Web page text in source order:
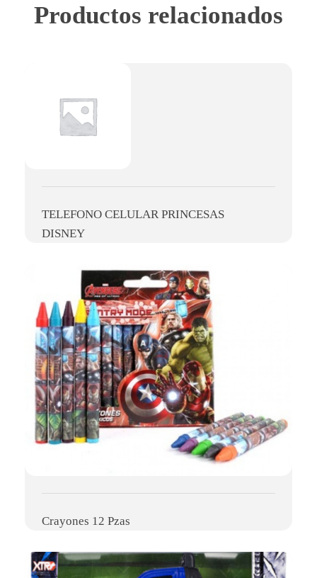
Productos relacionados
TELEFONO CELULAR PRINCESAS
DISNEY
Crayones 12 Pzas